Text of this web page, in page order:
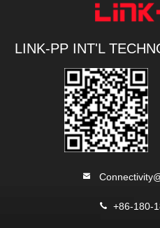
LINK-PP INT'L
+86-180-